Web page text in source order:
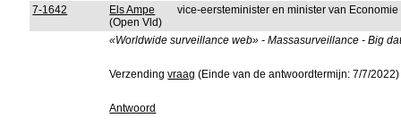
7-1642
Els Ampe
(Open Vld)
vice-eersteminister en minister van Economie
«Worldwide surveillance web» - Massasurveillance - Big
Verzendingvraag (Einde van de antwoordtermijn: 7/7/2022)
Antwoord